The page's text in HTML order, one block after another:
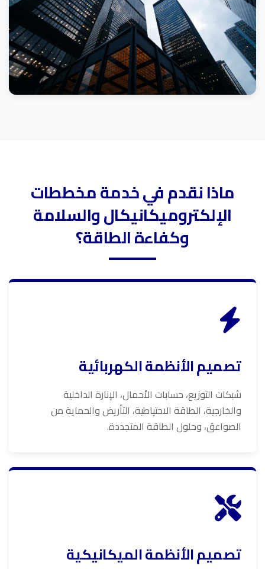
ماذا نقدم في خدمة مخططات
الإلكتروميكانيكال والسلامة
وكفاءة الطاقة؟
تصميم الأنظمة الكهربائية
شبكات التوزيع، حسابات الأحمال، الإنارة الداخلية
والخارجية، الطاقة الاحتياطية، التأريض والحماية من
الصواعق، وحلول الطاقة المتجددة.
تصميم الأنظمة الميكانيكية